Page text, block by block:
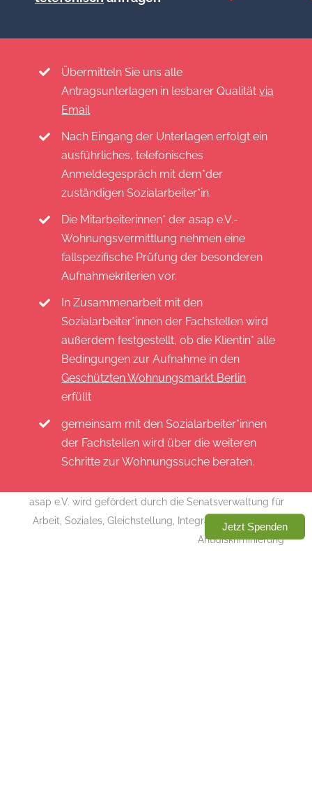
Übermitteln Sie uns alle
Antragsunterlagen in lesbarer Qualitätvia
Email
Nach Eingang der Unterlagen erfolgt ein
ausführliches, telefonisches
Anmeldegespräch mit dem*der
zuständigen Sozialarbeiter*in.
Die Mitarbeiterinnen* der asap e.V.-
Wohnungsvermittlung nehmen eine
fallspezifische Prüfung der besonderen
Aufnahmekriterien vor.
In Zusammenarbeit mit den
Sozialarbeiter*innen der Fachstellen wird
außerdem festgestellt, ob die Klientin* alle
Bedingungen zur Aufnahme in den
Geschützten Wohnungsmarkt Berlin
erfüllt
gemeinsam mit den Sozialarbeiter*innen
der Fachstellen wird über die weiteren
Schritte zur Wohnungssuche beraten.
asap e.V. wird gefördert durch die Senatsverwaltung für
Arbeit, Soziales, Gleichstellung, Integration, Vielfalt und
Antidiskriminierung
Jetzt Spenden